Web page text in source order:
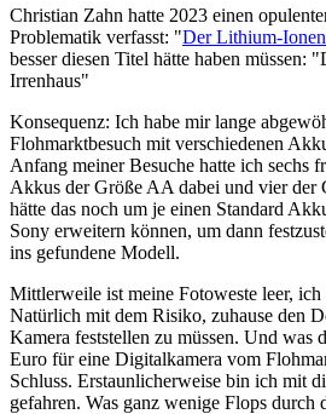
Christian Zahn hatte 2023 einen
Problematik verfasst: "Der Lithium-
besser diesen Titel hätte haben müssen:
Irrenhaus"
Konsequenz: Ich habe mir lange
Flohmarktbesuch mit verschiedenen
Anfang meiner Besuche hatte ich sechs
Akkus der Größe AA dabei und vier
hätte das noch um je einen Standard
Sony erweitern können, um dann
ins gefundene Modell.
Mittlerweile ist meine Fotoweste leer, ich
Natürlich mit dem Risiko, zuhause den
Kamera feststellen zu müssen. Und was
Euro für eine Digitalkamera vom
Schluss. Erstaunlicherweise bin ich mit
gefahren. Was ganz wenige Flops durch